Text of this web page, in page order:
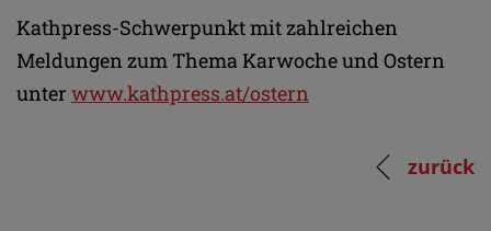
Kathpress-Schwerpunkt mit zahlreichen
Meldungen zum Thema Karwoche und Ostern
unter www.kathpress.at/ostern
zurück